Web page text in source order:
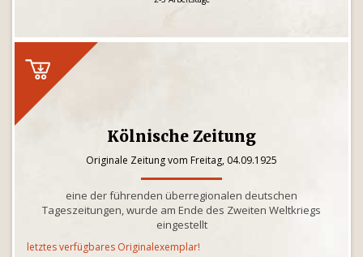
Kölnische Zeitung
Originale Zeitung vom Freitag, 04.09.1925
eine der führenden überregionalen deutschen
Tageszeitungen, wurde am Ende des Zweiten Weltkriegs
eingestellt
letztes verfügbares Originalexemplar!